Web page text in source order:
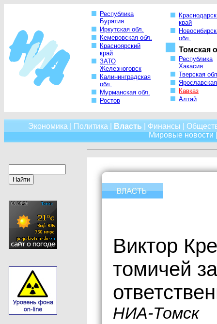
Республика
Бурятия
Иркутская обл.
Кемеровская обл.
Красноярский
край
ЗАТО
Железногорск
Калининградская
обл.
Мурманская обл.
Ростов
край
обл.
Томская
Республика
Хакасия
Тверская
Кавказ
Алтай
Экономика Политика Власть Финансы
Мировые новости
Виктор
томичей
НИА-Томск